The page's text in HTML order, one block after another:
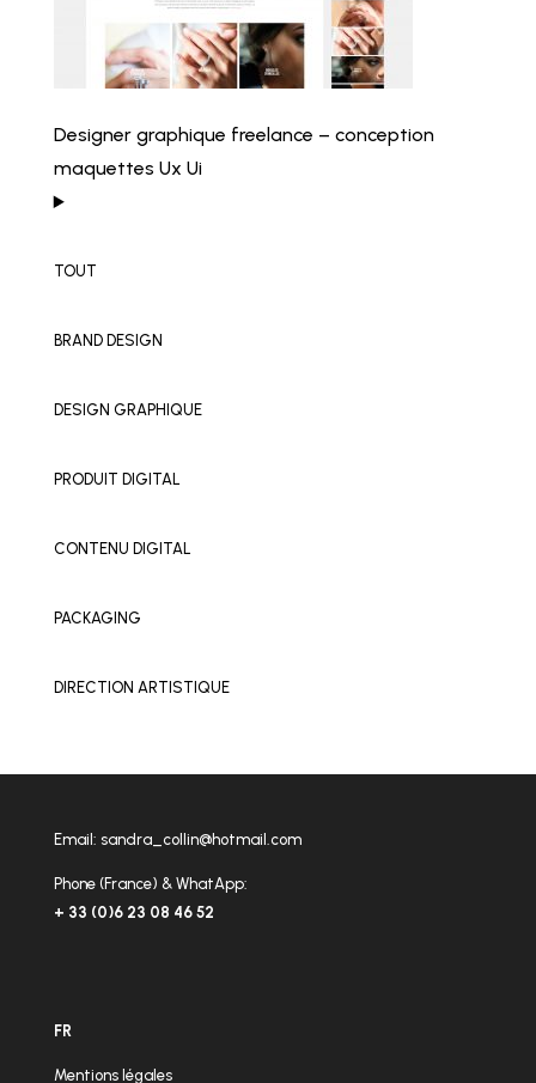
Designer graphique freelance – conception
maquettes Ux Ui
TOUT
BRAND DESIGN
DESIGN GRAPHIQUE
PRODUIT DIGITAL
CONTENU DIGITAL
PACKAGING
DIRECTION ARTISTIQUE
Email: sandra_collin@hotmail.com
Phone (France) & WhatApp:
+ 33 (0)6 23 08 46 52
FR
Mentions légales